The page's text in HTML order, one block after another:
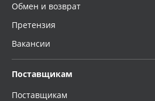
Обмен и возврат
Претензия
Вакансии
Поставщикам
Поставщикам